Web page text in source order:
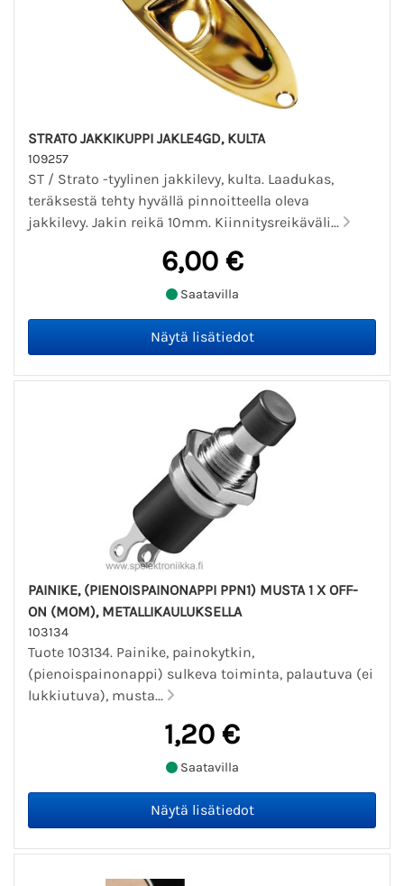
STRATO JAKKIKUPPI JAKLE4GD, KULTA
109257
ST / Strato -tyylinen jakkilevy, kulta. Laadukas,
teräksestä tehty hyvällä pinnoitteella oleva
jakkilevy. Jakin reikä 10mm. Kiinnitysreikäväli...
6,00 €
Saatavilla
PAINIKE, (PIENOISPAINONAPPI PPN1) MUSTA 1 X OFF-
ON (MOM), METALLIKAULUKSELLA
103134
Tuote 103134. Painike, painokytkin,
(pienoispainonappi) sulkeva toiminta, palautuva (ei
lukkiutuva), musta...
1,20 €
Saatavilla